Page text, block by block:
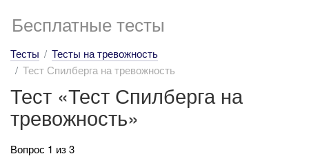
Бесплатные тесты
Тесты
Тесты на тревожность
Тест Спилберга на тревожность
Тест «Тест Спилберга на
тревожность»
Вопрос 1 из 3